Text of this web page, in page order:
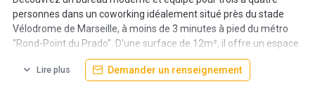
personnes dans un coworking idéalement situé près du stade
Vélodrome de Marseille, à moins de 3 minutes à pied du métro
"Rond-Point du Prado". D'une surface de 12m², il offre un espace
de travail lumineux, spacieux, confortable et sécurisé pour vous
et votre équipe.
Lire plus Demander un renseignement